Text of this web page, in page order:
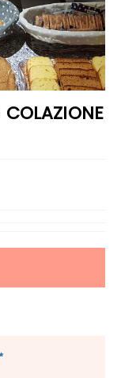
COLAZIONE